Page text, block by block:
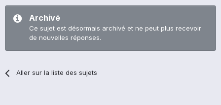
Archivé
Ce sujet est désormais archivé et ne peut plus recevoir
de nouvelles réponses.
Aller sur la liste des sujets